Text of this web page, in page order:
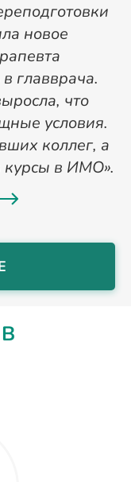
новое
главврача.
что
условия.
коллег, а
курсы в ИМО».
В